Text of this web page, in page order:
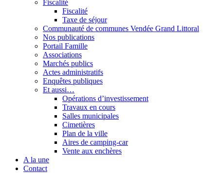
Fiscalité
Fiscalité
Taxe de séjour
Communauté de communes Vendée Grand Littoral
Nos publications
Portail Famille
Associations
Marchés publics
Actes administratifs
Enquêtes publiques
Et aussi…
Opérations d’investissement
Travaux en cours
Salles municipales
Cimetières
Plan de la ville
Aires de camping-car
Vente aux enchères
A la une
Contact